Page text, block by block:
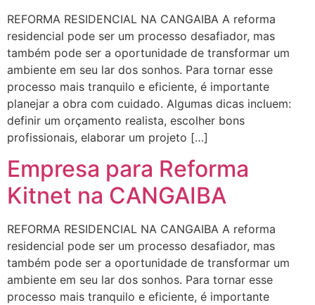
REFORMA RESIDENCIAL NA CANGAIBA A reforma
residencial pode ser um processo desafiador, mas
também pode ser a oportunidade de transformar um
ambiente em seu lar dos sonhos. Para tornar esse
processo mais tranquilo e eficiente, é importante
planejar a obra com cuidado. Algumas dicas incluem:
definir um orçamento realista, escolher bons
profissionais, elaborar um projeto […]
Empresa para Reforma
Kitnet na CANGAIBA
REFORMA RESIDENCIAL NA CANGAIBA A reforma
residencial pode ser um processo desafiador, mas
também pode ser a oportunidade de transformar um
ambiente em seu lar dos sonhos. Para tornar esse
processo mais tranquilo e eficiente, é importante